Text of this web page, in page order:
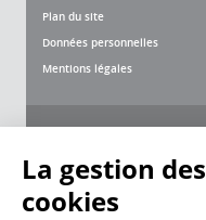
Plan du site
Données personnelles
Mentions légales
La gestion des
cookies